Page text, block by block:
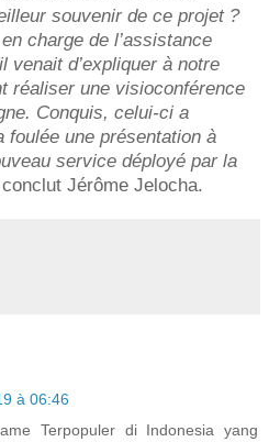
souvenir de ce projet ?
charge de l’assistance
venait d’expliquer à notre
réaliser une visioconférence
Conquis, celui-ci a
foulée une présentation à
service déployé par la
Jérôme Jelocha.
à 06:46
Terpopuler di Indonesia yang